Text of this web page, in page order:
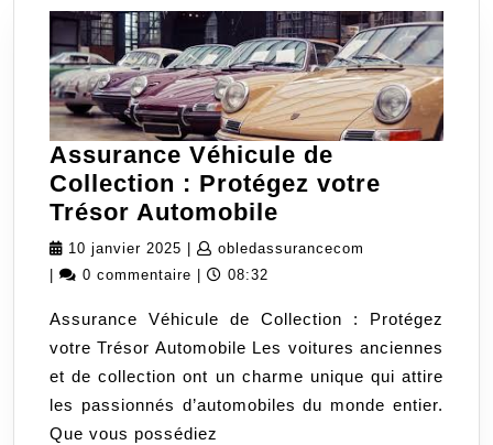
Assurance Véhicule de
Collection : Protégez votre
Trésor Automobile
Véhicule
:
Protégez
votre
Trésor
10 janvier 2025 10
janvier
obledassurancecom
0 commentaire 08:32
Assurance Véhicule de Collection : Protégez
votre Trésor Automobile Les voitures anciennes
et de collection ont un charme unique qui attire
les passionnés d’automobiles du monde entier.
Que vous possédiez